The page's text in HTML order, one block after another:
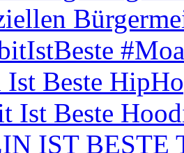
Beste
Ist Beste
IST BESTE